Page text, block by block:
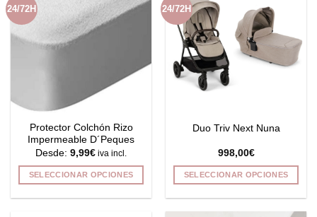
variantes.
Las
en
página
de
producto
24/72H
Protector Colchón Rizo
Impermeable D´Peques
Desde: 9,99€ iva incl.
SELECCIONAR OPCIONES
24/72H
Duo Triv Next Nuna
998,00€
SELECCIONAR OPCIONES